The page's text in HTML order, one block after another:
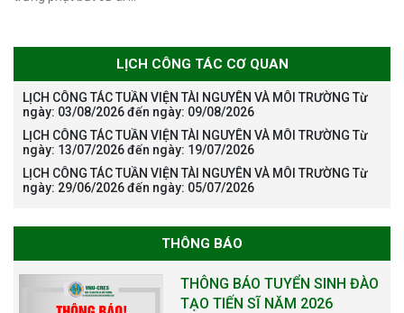
LỊCH CÔNG TÁC CƠ QUAN
LỊCH CÔNG TÁC TUẦN VIỆN TÀI NGUYÊN VÀ MÔI TRƯỜNG Từ
ngày: 03/08/2026 đến ngày: 09/08/2026
LỊCH CÔNG TÁC TUẦN VIỆN TÀI NGUYÊN VÀ MÔI TRƯỜNG Từ
ngày: 13/07/2026 đến ngày: 19/07/2026
LỊCH CÔNG TÁC TUẦN VIỆN TÀI NGUYÊN VÀ MÔI TRƯỜNG Từ
ngày: 29/06/2026 đến ngày: 05/07/2026
THÔNG BÁO
THÔNG BÁO TUYỂN SINH ĐÀO
TẠO TIẾN SĨ NĂM 2026